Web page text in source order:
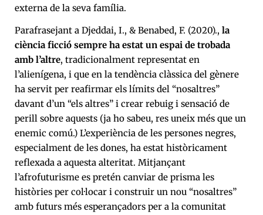
externa de la seva família.
Parafrasejant a Djeddai, I., & Benabed, F. (2020)., la
ciència ficció sempre ha estat un espai de trobada
amb l’altre, tradicionalment representat en
l’alienígena, i que en la tendència clàssica del gènere
ha servit per reafirmar els límits del “nosaltres”
davant d’un “els altres” i crear rebuig i sensació de
perill sobre aquests (ja ho sabeu, res uneix més que un
enemic comú.) L’experiència de les persones negres,
especialment de les dones, ha estat històricament
reflexada a aquesta alteritat. Mitjançant
l’afrofuturisme es pretén canviar de prisma les
històries per col·locar i construir un nou “nosaltres”
amb futurs més esperançadors per a la comunitat